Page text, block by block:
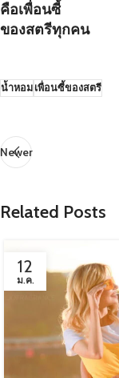
คือเพื่อนซี้
ของสตรีทุกคน
น้ำหอมเพื่อนซี้ของสตรี
Newer
Related Posts
12
ม.ค.